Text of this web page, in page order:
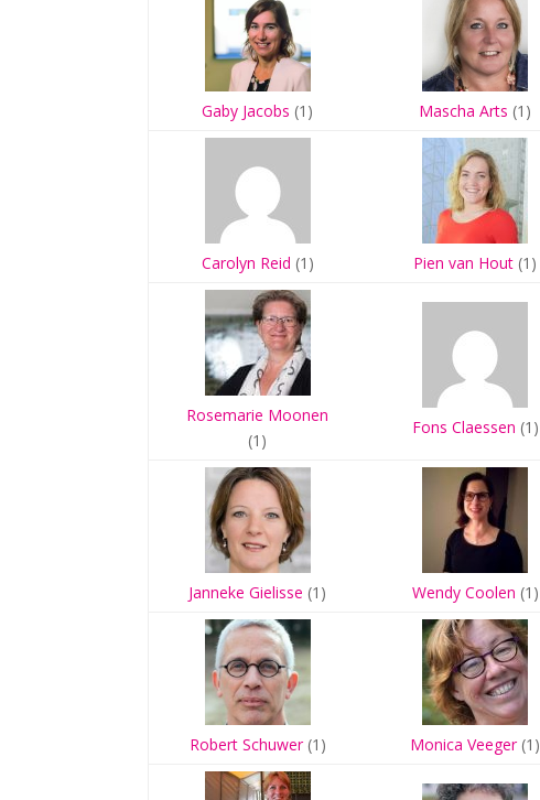
Gaby Jacobs (1) Mascha Arts (1)
Carolyn Reid (1) Pien van Hout (1)
Rosemarie Moonen
(1)
Fons Claessen (1)
Janneke Gielisse (1) Wendy Coolen (1)
Robert Schuwer(1) Monica Veeger(1)